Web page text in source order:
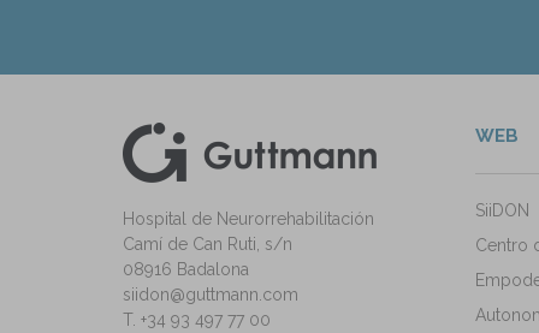
Hospital de Neurorrehabilitación
Camí de Can Ruti, s/n
08916 Badalona
siidon@guttmann.com
T. +34 93 497 77 00
WEB
SiiDON
Centro